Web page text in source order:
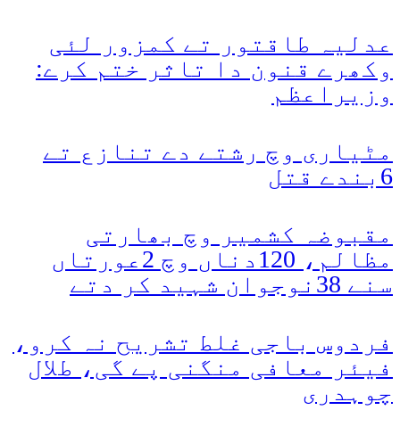
عدلیہ طاقتور تے کمزور لئی
وکھرے قنون دا تاثر ختم کرے:
وزیراعظم
مٹیاری وچ رشتے دے تنازع تے
6بندے قتل
مقبوضہ کشمیر وچ بھارتی
مظالم، 120دناں وچ 2عورتاں
سنے 38نوجوان شہید کر دتے
فردوس باجی غلط تشریح نہ کرو،
فیئر معافی منگنی پے گی، طلال
چوہدری